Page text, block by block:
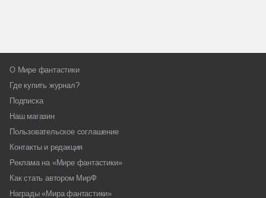
О Мире фантастики
Где купить журнал?
Подписка
Наш магазин
Пользовательское соглашение
Контакты и редакция
Реклама на «Мире фантастики»
Как стать автором МирФ
Награды «Мира фантастики»